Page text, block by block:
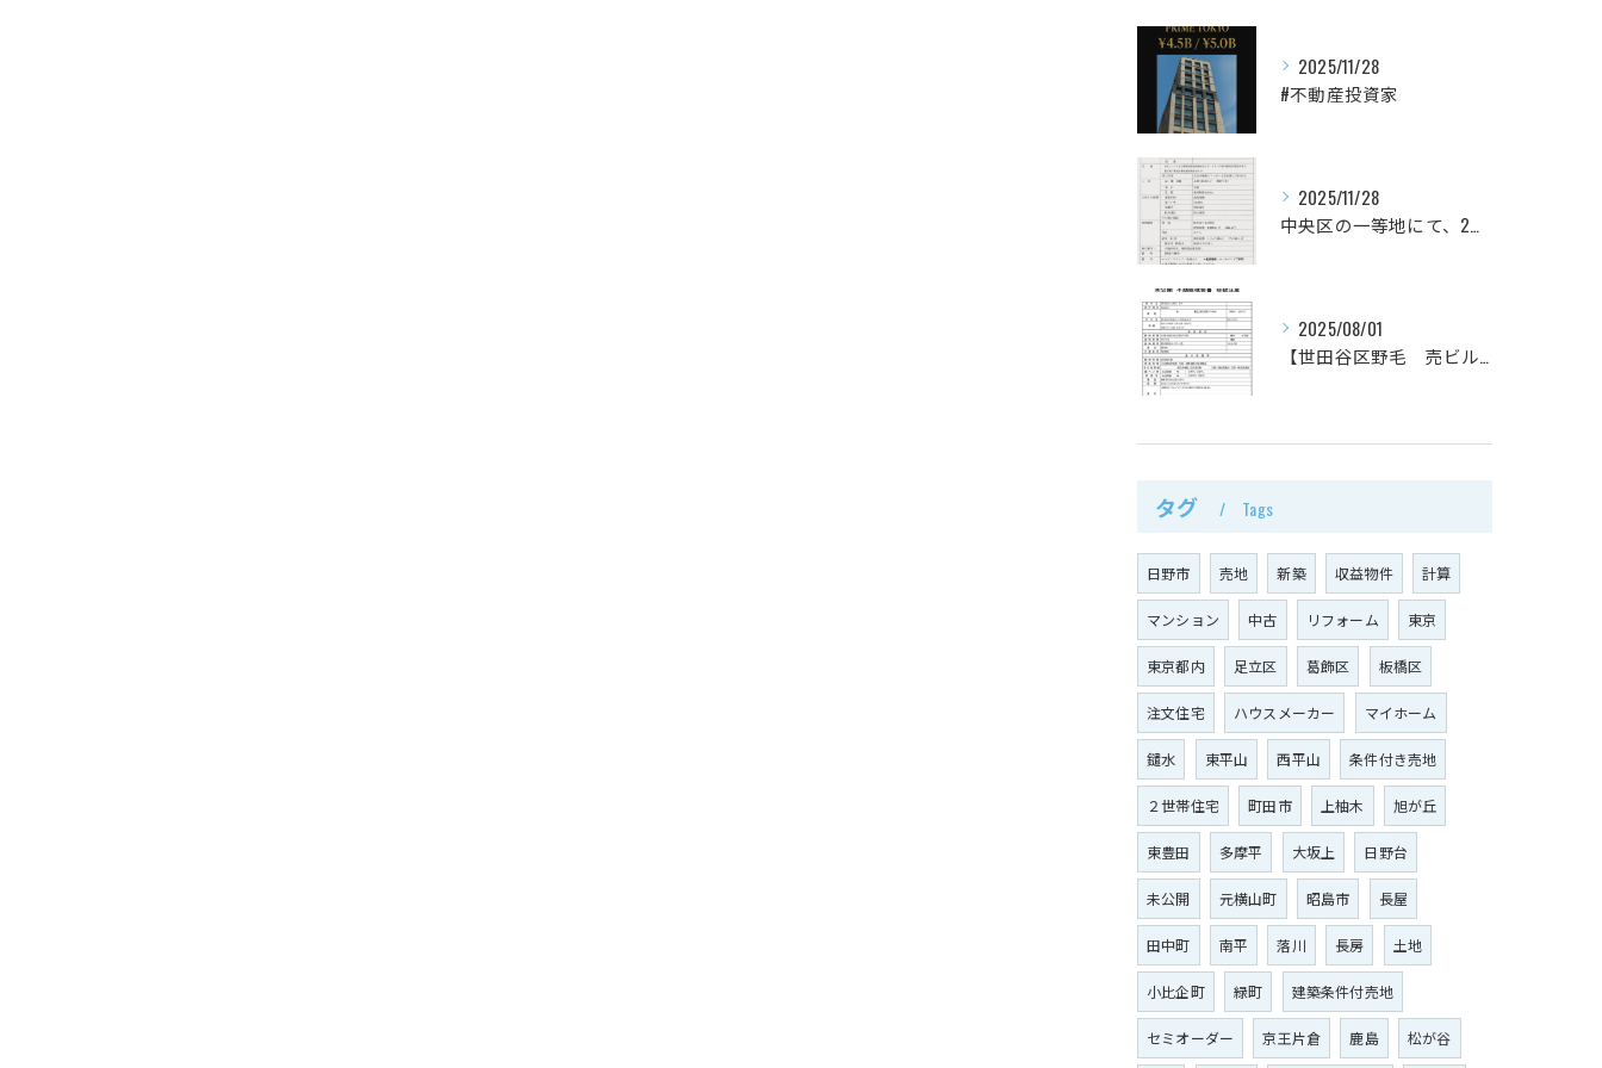
2025/11/28
#不動産投資家
2025/11/28
中央区の一等地にて、2件のホテル案件を媒介でお預かりしていま...
2025/08/01
【世田谷区野毛 売ビル 】
タグ Tags
日野市 売地 新築 収益物件 計算
マンション 中古 リフォーム 東京
東京都内 足立区 葛飾区 板橋区
注文住宅 ハウスメーカー マイホーム
鑓水 東平山 西平山 条件付き売地
２世帯住宅 町田市 上柚木 旭が丘
東豊田 多摩平 大坂上 日野台
未公開 元横山町 昭島市 長屋
田中町 南平 落川 長房 土地
小比企町 緑町 建築条件付売地
セミオーダー 京王片倉 鹿島 松が谷